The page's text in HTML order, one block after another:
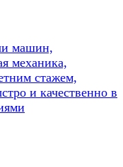
машин,
механика,
стажем,
и качественно в